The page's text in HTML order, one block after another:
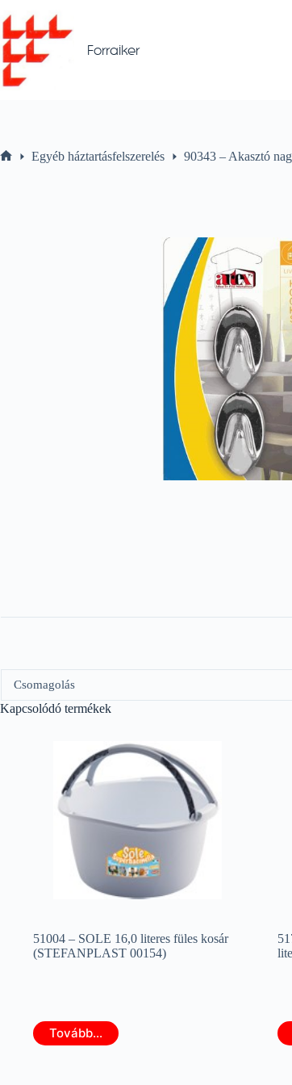
to
content
Forraiker
Egyéb háztartásfelszerelés 90343 – Akasztó
Csomagolás
Kapcsolódó termékek
51004 – SOLE 16,0 literes füles kosár
(STEFANPLAST 00154)
Tovább...